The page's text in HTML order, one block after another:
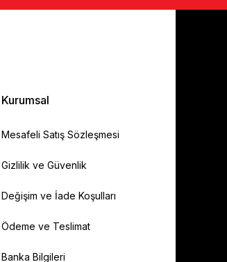
Kurumsal
Mesafeli Satış Sözleşmesi
Gizlilik ve Güvenlik
Değişim ve İade Koşulları
Ödeme ve Teslimat
Banka Bilgileri